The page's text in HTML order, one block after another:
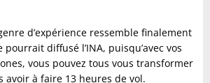
d’expérience ressemble finalement
diffusé l’INA, puisqu’avec vos
vous pouvez tous vous transformer
avoir à faire 13 heures de vol.